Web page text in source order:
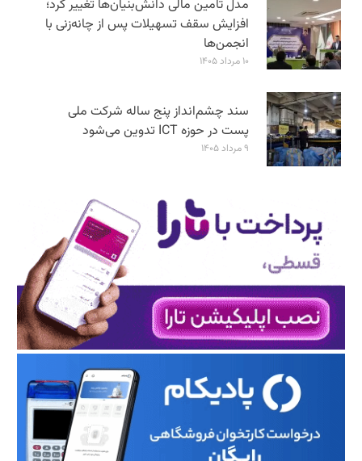
مدل تامین مالی دانش‌بنیان‌ها تغییر کرد؛
افزایش سقف تسهیلات پس از چانه‌زنی با
انجمن‌ها
۱۰ مرداد ۱۴۰۵
سند چشم‌انداز پنج ساله شرکت ملی
پست در حوزه ICT تدوین می‌شود
۹ مرداد ۱۴۰۵